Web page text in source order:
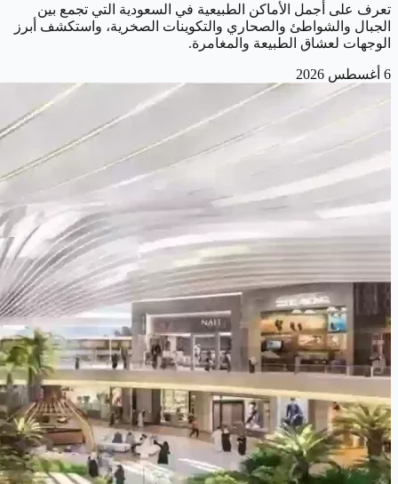
تعرف على أجمل الأماكن الطبيعية في السعودية التي تجمع بين
الجبال والشواطئ والصحاري والتكوينات الصخرية، واستكشف أبرز
الوجهات لعشاق الطبيعة والمغامرة.
6 أغسطس 2026